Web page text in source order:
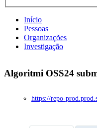
Início
Pessoas
Organizações
Investigação
Algoritmi OSS24
https://repo-